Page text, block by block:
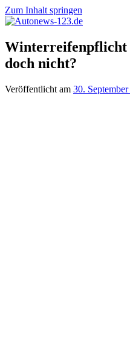
Zum Inhalt springen
Autonews-
123.de
Autonews
mit
Charme
Winterreifenpflicht
doch nicht?
Veröffentlicht am 30.